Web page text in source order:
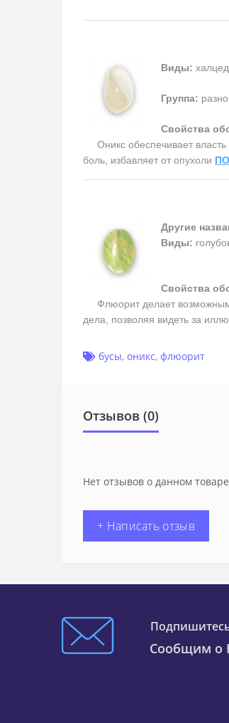
Виды:
Группа:
Свойства
Оникс обеспечивает власть
боль, избавляет от опухоли
Другие
Виды:
Свойства
Флюорит делает возможным
дела, позволяя видеть за
бусы, оникс, флюорит
Отзывов (0)
Нет отзывов о данном
+ Написать отзыв
Сообщим о